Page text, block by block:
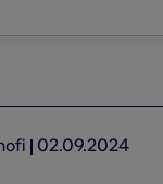
02.09.2024